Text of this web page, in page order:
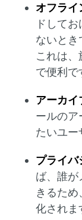
オフライ
ドして
ないとき
これは
で便利で
アーカイ
ールのア
たいユー
プライバ
ば、誰が
きるた
化されま